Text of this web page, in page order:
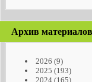
Архив материалов
2026 (9)
2025 (193)
2024(165)